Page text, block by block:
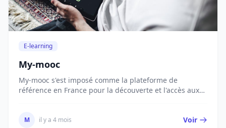
E-learning
My-mooc
My-mooc s'est imposé comme la plateforme de
référence en France pour la découverte et l'accès aux
M il y a 4 mois Voir